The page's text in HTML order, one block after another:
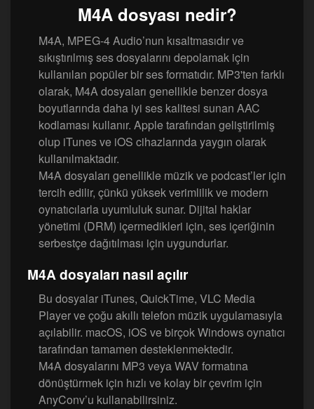
M4A dosyası nedir?
M4A, MPEG-4 Audio’nun kısaltmasıdır ve
sıkıştırılmış ses dosyalarını depolamak için
kullanılan popüler bir ses formatıdır. MP3'ten farklı
olarak, M4A dosyaları genellikle benzer dosya
boyutlarında daha iyi ses kalitesi sunan AAC
kodlaması kullanır. Apple tarafından geliştirilmiş
olup iTunes ve iOS cihazlarında yaygın olarak
kullanılmaktadır.
M4A dosyaları genellikle müzik ve podcast’ler için
tercih edilir, çünkü yüksek verimlilik ve modern
oynatıcılarla uyumluluk sunar. Dijital haklar
yönetimi (DRM) içermedikleri için, ses içeriğinin
serbestçe dağıtılması için uygundurlar.
M4A dosyaları nasıl açılır
Bu dosyalar iTunes, QuickTime, VLC Media
Player ve çoğu akıllı telefon müzik uygulamasıyla
açılabilir. macOS, iOS ve birçok Windows oynatıcı
tarafından tamamen desteklenmektedir.
M4A dosyalarını MP3 veya WAV formatına
dönüştürmek için hızlı ve kolay bir çevrim için
AnyConv’u kullanabilirsiniz.